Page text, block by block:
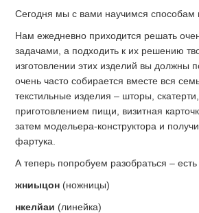
Сегодня мы с вами научимся способам
Нам ежедневно приходится решать
задачами, а подходить к их решению
изготовлении этих изделий вы должны
очень часто собирается вместе вся
текстильные изделия – шторы,
приготовлением пищи, визитная
затем модельера-конструктора и
фартука.
А теперь попробуем разобраться –
жниыцон (ножницы)
нкелйаи (линейка)